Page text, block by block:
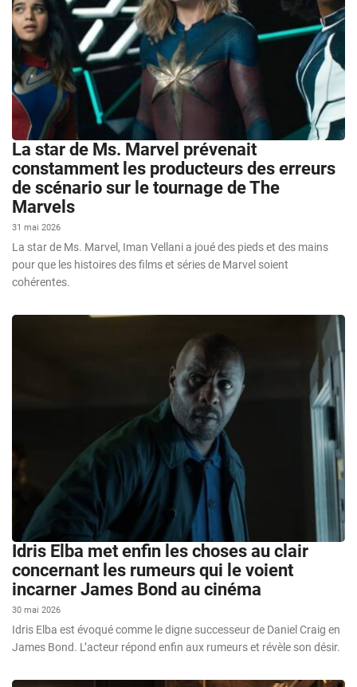
La star de Ms. Marvel prévenait
constamment les producteurs des erreurs
de scénario sur le tournage de The
Marvels
31 mai 2026
La star de Ms. Marvel, Iman Vellani a joué des pieds et des mains
pour que les histoires des films et séries de Marvel soient
cohérentes.
Idris Elba met enfin les choses au clair
concernant les rumeurs qui le voient
incarner James Bond au cinéma
30 mai 2026
Idris Elba est évoqué comme le digne successeur de Daniel Craig en
James Bond. L’acteur répond enfin aux rumeurs et révèle son désir.